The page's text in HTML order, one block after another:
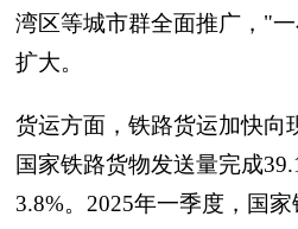
湾区等城市群全面推广，"
扩大。
货运方面，铁路货运加快向
国家铁路货物发送量完成
3.8%。2025年一季度，国